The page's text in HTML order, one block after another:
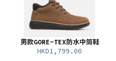
男款GORE-TEX防水中筒鞋
HKD1,799.00